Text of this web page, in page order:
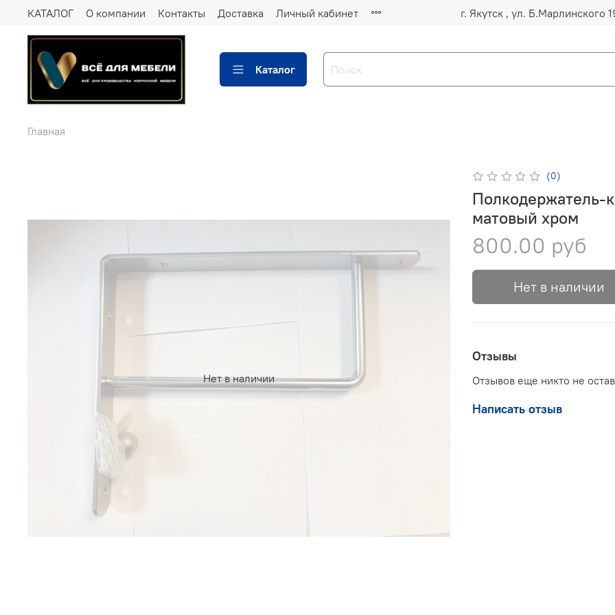
КАТАЛОГ О компании Контакты Доставка Личный кабинет
Каталог
Главная
Нет в наличии
(0)
Полкодержатель-
матовый хром
800.00 руб
Нет в наличии
Отзывы
Отзывов еще никто не
Написать отзыв